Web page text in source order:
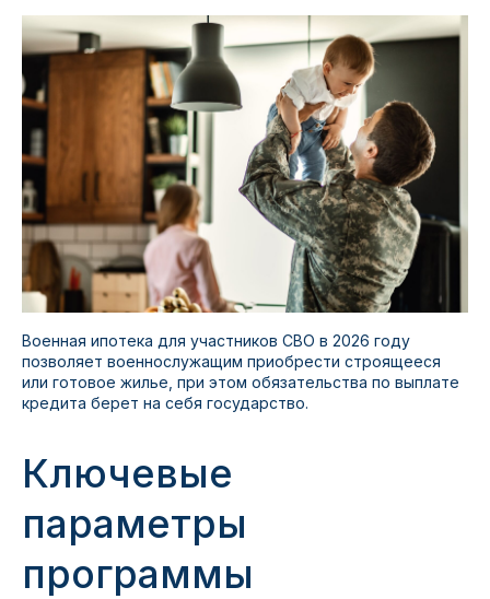
Военная ипотека для участников СВО в 2026 году
позволяет военнослужащим приобрести строящееся
или готовое жилье, при этом обязательства по выплате
кредита берет на себя государство.
Ключевые
параметры
программы